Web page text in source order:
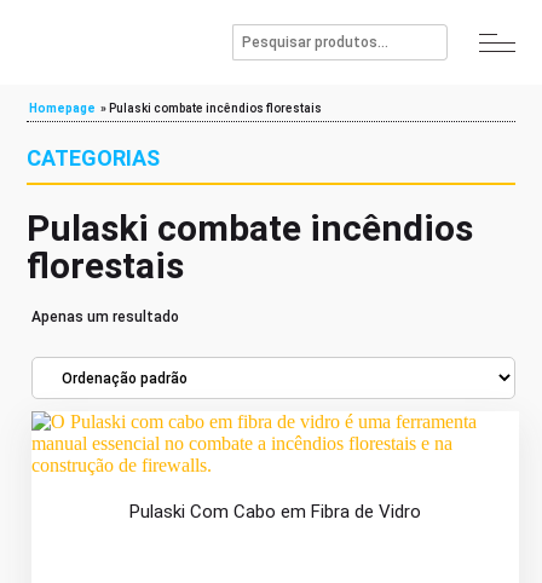
Homepage » Pulaski combate incêndios florestais
CATEGORIAS
Pulaski combate incêndios
florestais
Apenas um resultado
Pulaski Com Cabo em Fibra de Vidro